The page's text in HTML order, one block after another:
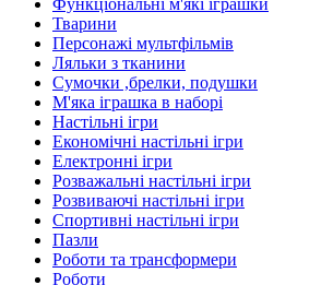
Функціональні м'які іграшки
Тварини
Персонажі мультфільмів
Ляльки з тканини
Сумочки ,брелки, подушки
М'яка іграшка в наборі
Настільні ігри
Економічні настільні ігри
Електронні ігри
Розважальні настільні ігри
Розвиваючі настільні ігри
Спортивні настільні ігри
Пазли
Роботи та трансформери
Роботи